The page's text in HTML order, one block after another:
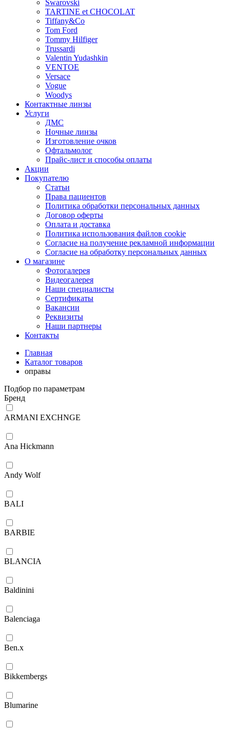
Swarovski
TARTINE et CHOCOLAT
Tiffany&Co
Tom Ford
Tommy Hilfiger
Trussardi
Valentin Yudashkin
VENTOE
Versace
Vogue
Woodys
Контактные линзы
Услуги
ДМС
Ночные линзы
Изготовление очков
Офтальмолог
Прайс-лист и способы оплаты
Акции
Покупателю
Статьи
Права пациентов
Политика обработки персональных данных
Договор оферты
Оплата и доставка
Политика использования файлов cookie
Согласие на получение рекламной информации
Согласие на обработку персональных данных
О магазине
Фотогалерея
Видеогалерея
Наши специалисты
Сертификаты
Вакансии
Реквизиты
Наши партнеры
Контакты
Главная
Каталог товаров
оправы
Подбор по параметрам
Бренд
ARMANI EXCHNGE
Ana Hickmann
Andy Wolf
BALI
BARBIE
BLANCIA
Baldinini
Balenciaga
Ben.x
Bikkembergs
Blumarine